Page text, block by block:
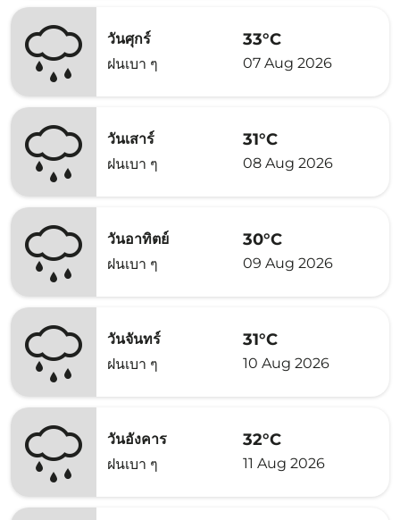
วันศุกร์
ฝนเบา ๆ
33°C
07 Aug 2026
วันเสาร์
ฝนเบา ๆ
31°C
08 Aug 2026
วันอาทิตย์
ฝนเบา ๆ
30°C
09 Aug 2026
วันจันทร์
ฝนเบา ๆ
31°C
10 Aug 2026
วันอังคาร
ฝนเบา ๆ
32°C
11 Aug 2026